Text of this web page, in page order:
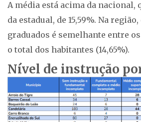
A média está acima da nacional,
da estadual, de 15,59%. Na
graduados é semelhante entre os
o total dos habitantes (14,65%).
Nível de instrução